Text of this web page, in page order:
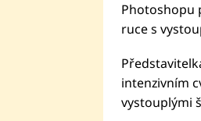
Photoshopu
ruce s
intenzivním
vystouplými